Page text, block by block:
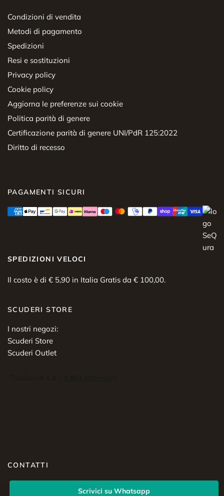
Condizioni di vendita
Metodi di pagamento
Spedizioni
Resi e sostituzioni
Privacy policy
Cookie policy
Aggiorna le preferenze sui cookie
Politica parità di genere
Certificazione parità di genere UNI/PdR 125:2022
Diritto di recesso
PAGAMENTI SICURI
SPEDIZIONI VELOCI
Il costo è di € 5,90 in Italia Gratis da € 100,00.
SCUDERI STORE
I nostri negozi:
Scuderi Store
Scuderi Outlet
CONTATTI
Scrivici su Whatsapp